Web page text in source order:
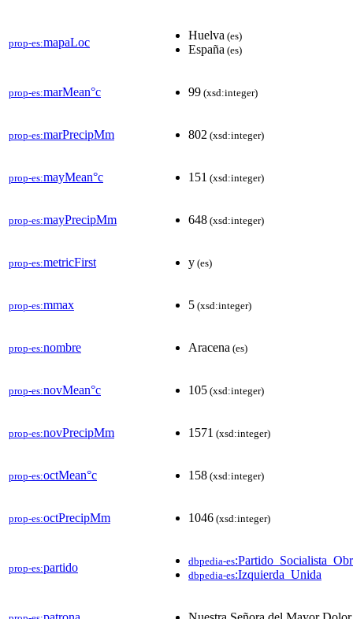
prop-es:mapaLoc
Huelva (es)
España (es)
prop-es:marMean°c 99 (xsd:integer)
prop-es:marPrecipMm 802 (xsd:integer)
prop-es:mayMean°c 151 (xsd:integer)
prop-es:mayPrecipMm 648 (xsd:integer)
prop-es:metricFirst y (es)
prop-es:mmax 5 (xsd:integer)
prop-es:nombre Aracena (es)
prop-es:novMean°c 105 (xsd:integer)
prop-es:novPrecipMm 1571 (xsd:integer)
prop-es:octMean°c 158 (xsd:integer)
prop-es:octPrecipMm 1046 (xsd:integer)
prop-es:partido dbpedia-es
dbpedia-es:Izquierda_Unida